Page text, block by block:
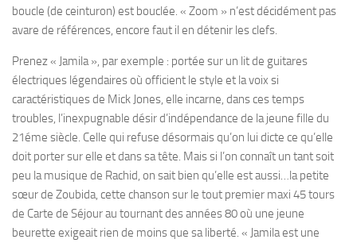
boucle (de ceinturon) est bouclée. « Zoom » n’est décidément pas
avare de références, encore faut il en détenir les clefs.
Prenez « Jamila », par exemple : portée sur un lit de guitares
électriques légendaires où officient le style et la voix si
caractéristiques de Mick Jones, elle incarne, dans ces temps
troubles, l’inexpugnable désir d’indépendance de la jeune fille du
21éme siècle. Celle qui refuse désormais qu’on lui dicte ce qu’elle
doit porter sur elle et dans sa tête. Mais si l’on connaît un tant soit
peu la musique de Rachid, on sait bien qu’elle est aussi…la petite
sœur de Zoubida, cette chanson sur le tout premier maxi 45 tours
de Carte de Séjour au tournant des années 80 où une jeune
beurette exigeait rien de moins que sa liberté. « Jamila est une